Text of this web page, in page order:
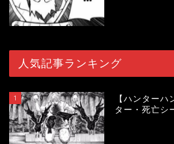
人気記事ランキング
1
【ハンターハ
ター・死亡シ